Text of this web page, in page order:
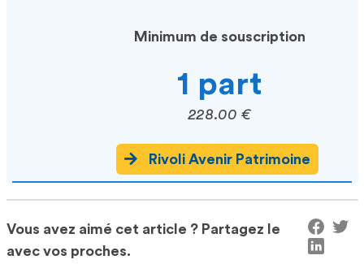
Minimum de souscription
1 part
228.00 €
Rivoli Avenir Patrimoine
Vous avez aimé cet article ? Partagez le
avec vos proches.